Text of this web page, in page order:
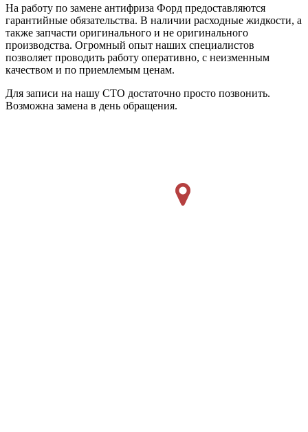
На работу по замене антифриза Форд предоставляются
гарантийные обязательства. В наличии расходные жидкости, а
также запчасти оригинального и не оригинального
производства. Огромный опыт наших специалистов
позволяет проводить работу оперативно, с неизменным
качеством и по приемлемым ценам.
Для записи на нашу СТО достаточно просто позвонить.
Возможна замена в день обращения.